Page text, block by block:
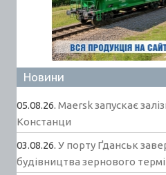
Новини
05.08.26. Maersk запускає
Констанци
03.08.26. У порту Ґданськ
будівництва зернового